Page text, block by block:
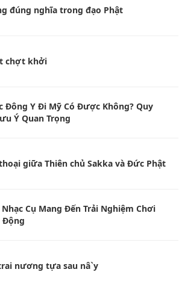
đúng nghĩa trong đạo Phật
chợt khởi
Đông Y Đi Mỹ Có Được Không? Quy
Ý Quan Trọng
giữa Thiên chủ Sakka và Đức Phật
Cụ Mang Đến Trải Nghiệm Chơi
Động
nương tựa sau nâ`y